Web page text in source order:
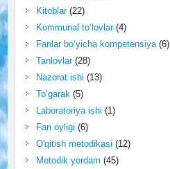
Kitoblar(22)
Kommunal to‘lovlar(4)
Fanlar bo‘yicha kompetensiya(6)
Tanlovlar(28)
Nazorat ishi (13)
To‘garak(5)
Laboratoriya ishi (1)
Fan oyligi (6)
O'qitish metodikasi (12)
Metodik yordam (45)